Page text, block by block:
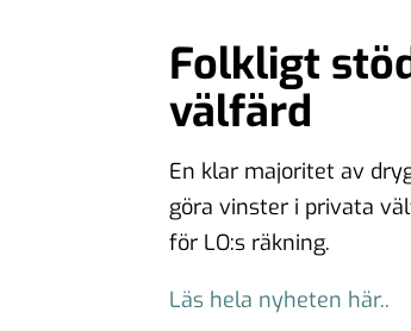
Folkligt
välfärd
En klar majoritet av
göra vinster i privata
för LO:s räkning.
Läs hela nyheten här..